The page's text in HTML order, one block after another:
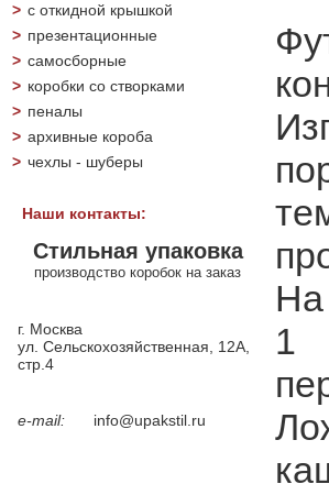
> с откидной крышкой
> презентационные
> самосборные
> коробки со створками
> пеналы
> архивные короба
> чехлы - шуберы
Наши контакты:
Стильная упаковка
производство коробок на заказ
г. Москва
ул. Сельскохозяйственная, 12А,
стр.4
e-mail: info@upakstil.ru
На
1